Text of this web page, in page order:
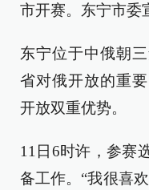
市开赛。东宁市委
东宁位于中俄朝
省对俄开放的重
开放双重优势。
11日6时许，参赛
备工作。“我很喜